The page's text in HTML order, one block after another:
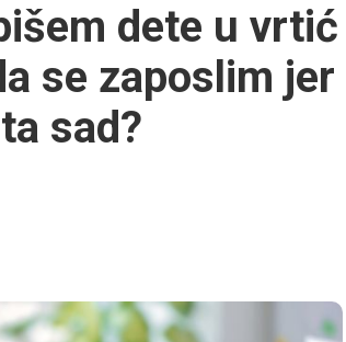
dete u vrtić
se zaposlim jer
sad?